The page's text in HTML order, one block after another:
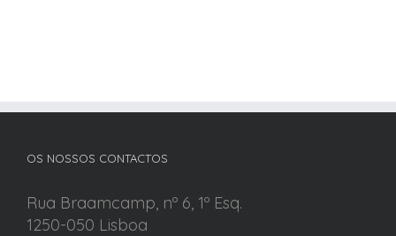
OS NOSSOS CONTACTOS
Rua Braamcamp, nº 6, 1º Esq.
1250-050 Lisboa